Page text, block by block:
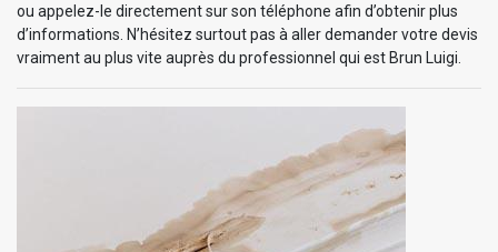
ou appelez-le directement sur son téléphone afin d’obtenir plus
d’informations. N’hésitez surtout pas à aller demander votre devis
vraiment au plus vite auprès du professionnel qui est Brun Luigi.